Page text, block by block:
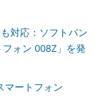
対応：ソフトバン
ォン 008Z」を発
マートフォン